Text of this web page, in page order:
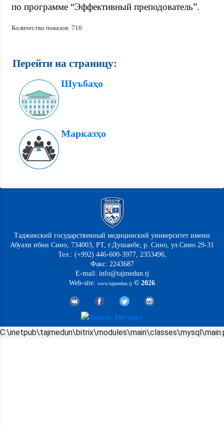
по программе “Эффективный преподователь”.
Количество показов: 716
Перейти на страницу:
Шуъбаҳо
Марказҳо
Таджикский государственный медицинский университет имени
Абуали ибни Сино, 734003, РТ, г.Душанбе, р. Сино, ул.Сино 29-31
Тел.: (+992) 446-600-3977, 2353496,
Факс: 2243687
E-mail: info@tajmedun.tj
Web-site: www.tajmedun.tj © 2026